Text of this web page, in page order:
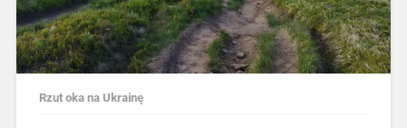
Rzut oka na Ukrainę